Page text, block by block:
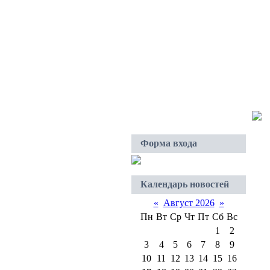
Форма входа
Календарь новостей
« Август 2026 »
Пн Вт Ср Чт Пт Сб Вс
1
2
3
4 5 6 7 8
9
10 11 12 13 14 15 16